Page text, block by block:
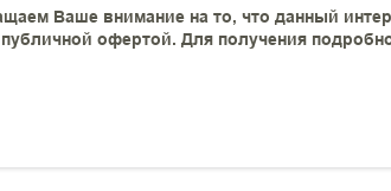
Ваше внимание на то, что данный
публичной офертой. Для получения